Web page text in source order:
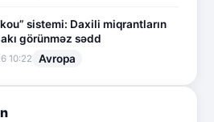
sistemi: Daxili miqrantların
görünməz sədd
10:22 Avropa